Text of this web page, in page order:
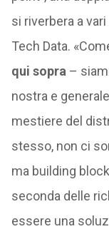
si riverbera a
Tech Data.
qui sopra–
nostra e
mestiere del
stesso, non ci
ma building
seconda delle
essere una